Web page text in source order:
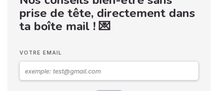
prise de tête, directement dans
ta boîte mail ! 💌
VOTRE EMAIL